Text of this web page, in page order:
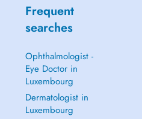
Frequent
searches
Ophthalmologist -
Eye Doctor in
Luxembourg
Dermatologist in
Luxembourg